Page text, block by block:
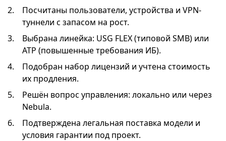
Посчитаны пользователи, устройства и VPN-
туннели с запасом на рост.
Выбрана линейка: USG FLEX (типовой SMB) или
ATP (повышенные требования ИБ).
Подобран набор лицензий и учтена стоимость
их продления.
Решён вопрос управления: локально или через
Nebula.
Подтверждена легальная поставка модели и
условия гарантии под проект.